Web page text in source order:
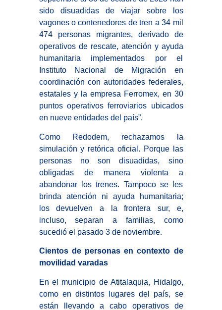
sido disuadidas de viajar sobre los
vagones o contenedores de tren a 34 mil
474 personas migrantes, derivado de
operativos de rescate, atención y ayuda
humanitaria implementados por el
Instituto Nacional de Migración en
coordinación con autoridades federales,
estatales y la empresa Ferromex, en 30
puntos operativos ferroviarios ubicados
en nueve entidades del país”.
Como Redodem, rechazamos la
simulación y retórica oficial. Porque las
personas no son disuadidas, sino
obligadas de manera violenta a
abandonar los trenes. Tampoco se les
brinda atención ni ayuda humanitaria;
los devuelven a la frontera sur, e,
incluso, separan a familias, como
sucedió el pasado 3 de noviembre.
Cientos de personas en contexto de
movilidad varadas
En el municipio de Atitalaquia, Hidalgo,
como en distintos lugares del país, se
están llevando a cabo operativos de